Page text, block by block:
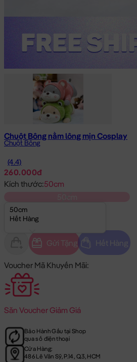
Chuột Bông nằm lông mịn Cosplay
Chuột Bông
(4.4)
260.000đ
Kích thước:50cm
50cm
Hết Hàng
Gửi Tặng Hết Hàng
Voucher Mã Khuyến Mãi:
Săn Voucher Giảm Giá
Bảo Hành Gấu tại Shop
qua số điện thoại
Cửa Hàng:
486 Lê Văn Sỹ, P.14, Q.3, HCM